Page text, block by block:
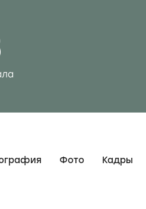
Фото Кадры